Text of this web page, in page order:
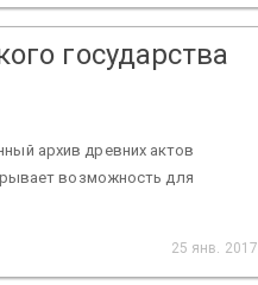
государства
архив древних актов
возможность для
25 янв. 2017